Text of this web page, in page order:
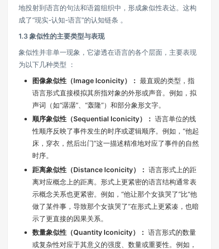
地投射到语言的句法和语篇组织中，形成象似性表达。这构
成了“现实-认知-语言”的认知链条 。
1.3 象似性的主要类型与表现
象似性并非单一现象，它渗透在语言的各个层面，主要表现
为以下几种类型 ：
图像象似性（Image Iconicity）： 最直观的类型，指
语言形式直接模拟其所指对象的外形或声音。例如，拟
声词（如“潺潺”、“轰隆”）和部分象形文字。
顺序象似性（Sequential Iconicity）： 语言单位的线
性顺序反映了事件发生的时序或逻辑顺序。例如，“他起
床，穿衣，然后出门”这一描述精准地对应了事件的自然
时序。
距离象似性（Distance Iconicity）： 语言形式上的距
离对应概念上的距离。形式上更紧密的语言结构通常表
示概念关系也更紧密。例如，“他让那个女孩哭了”比“他
做了某件事，导致那个女孩哭了”在形式上更紧凑，也暗
示了更直接的因果关系。
数量象似性（Quantity Iconicity）： 语言形式的数量
或复杂性对应于其意义的强度、数量或重要性。例如，